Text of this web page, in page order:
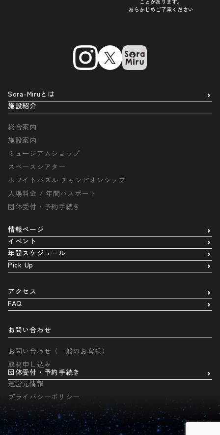
ことがあります。
あらかじめご了承ください
Sora-Miruとは
施設紹介
総合案内
施設案内
ミュージアムショップ
スペースシアター
ホワイトパズル チャンピオンシップ
入場料金 / 年間パスポート
団体受付・予約手続き
情報ページ
イベント
年間スケジュール
Pick Up
アクセス
FAQ
お問い合わせ
お問い合わせ（一般のお客様）
取材申し込み
団体受付・予約手続き
運営元情報
プライバシーポリシー